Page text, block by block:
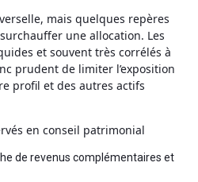
mais quelques repères
une allocation. Les
et souvent très corrélés à
prudent de limiter l’exposition
profil et des autres actifs
en conseil patrimonial
de revenus complémentaires et